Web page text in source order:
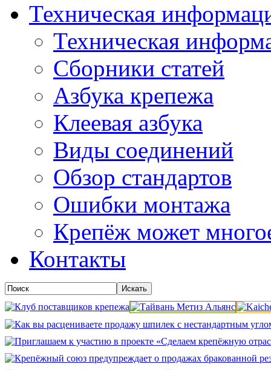
Техническая
Техническая
Сборники статей
Азбука крепежа
Клеевая азбука
Виды соединений
Обзор стандартов
Ошибки монтажа
Крепёж может
Контакты